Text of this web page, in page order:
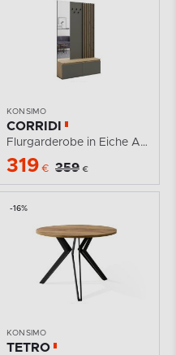
KONSIMO
CORRIDI
Flurgarderobe in Eiche Artisan/Grau
319 € 359 €
-16%
KONSIMO
TETRO